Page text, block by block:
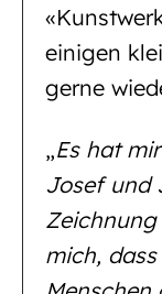
einigen
gerne
„Es hat
Josef und
mich,